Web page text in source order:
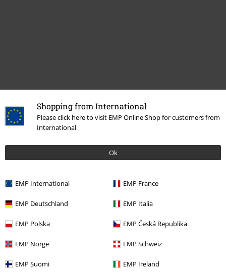
Shopping from International
Please click here to visit EMP Online Shop for customers from
International
Ok
EMP International EMP France
EMP Deutschland EMP Italia
EMP Polska EMP Česká Republika
EMP Norge EMP Schweiz
EMP Suomi EMP Ireland
Laatst bezocht
€ 21,59
Meer categorieën. Meer opties.